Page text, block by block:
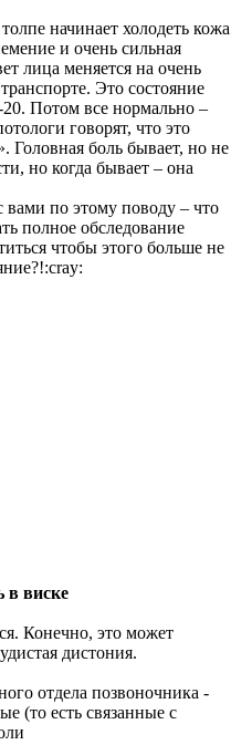
начинает холодеть кожа
и очень сильная
лица меняется на очень
Это состояние
Потом все нормально –
говорят, что это
Головная боль бывает, но не
но когда бывает – она
вами по этому поводу – что
полное обследование
чтобы этого больше не
в виске
Конечно, это может
дистония.
отдела позвоночника -
(то есть связанные с